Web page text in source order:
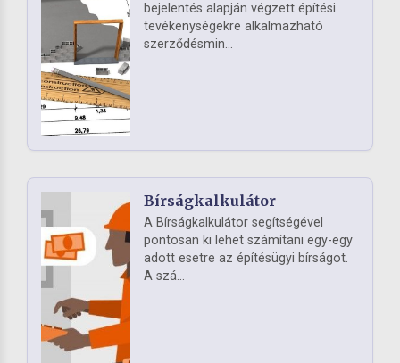
bejelentés alapján végzett építési
tevékenységekre alkalmazható
szerződésmin...
Bírságkalkulátor
A Bírságkalkulátor segítségével
pontosan ki lehet számítani egy-egy
adott esetre az építésügyi bírságot.
A szá...